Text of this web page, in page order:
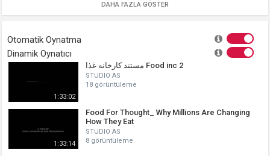
DAHA FAZLA GÖSTER
Otomatik Oynatma
Dinamik Oynatıcı
1:33:02
مستند کارخانه غذا Food inc 2
STUDIO AS
18 görüntüleme
1:33:14
Food For Thought_ Why Millions Are Changing
How They Eat
STUDIO AS
8 görüntüleme